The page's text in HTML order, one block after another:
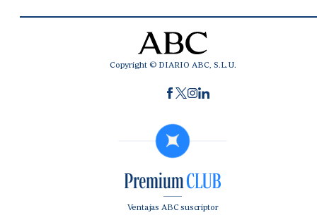
Copyright © DIARIO ABC, S.L.U.
Ventajas ABC suscriptor